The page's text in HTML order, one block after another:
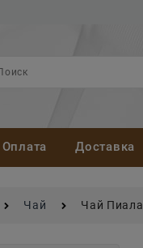
Оплата Доставка
Чай Чай